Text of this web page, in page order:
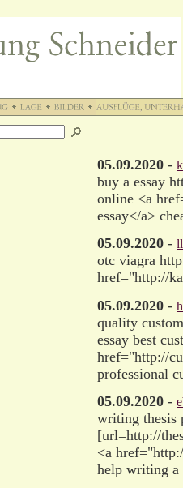
05.09.2020 -
buy a essay
online <a
essay</a>
05.09.2020 -
otc viagra
href="http://
05.09.2020 -
quality
essay best
href="http://
professional
05.09.2020 -
writing thesis
[url=http://
<a
help writing a